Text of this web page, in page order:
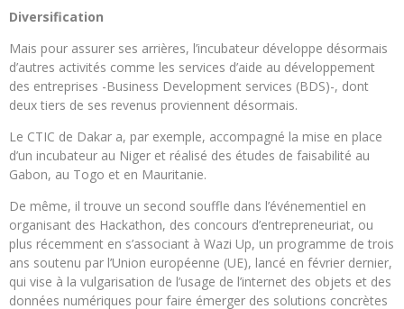
Diversification
Mais pour assurer ses arrières, l’incubateur développe désormais
d’autres activités comme les services d’aide au développement
des entreprises -Business Development services (BDS)-, dont
deux tiers de ses revenus proviennent désormais.
Le CTIC de Dakar a, par exemple, accompagné la mise en place
d’un incubateur au Niger et réalisé des études de faisabilité au
Gabon, au Togo et en Mauritanie.
De même, il trouve un second souffle dans l’événementiel en
organisant des Hackathon, des concours d’entrepreneuriat, ou
plus récemment en s’associant à Wazi Up, un programme de trois
ans soutenu par l’Union européenne (UE), lancé en février dernier,
qui vise à la vulgarisation de l’usage de l’internet des objets et des
données numériques pour faire émerger des solutions concrètes